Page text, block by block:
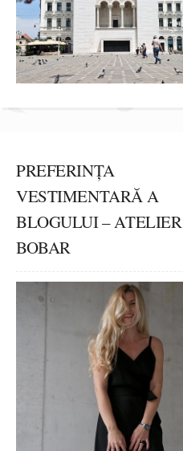
PREFERINȚA
VESTIMENTARĂ A
BLOGULUI – ATELIER
BOBAR